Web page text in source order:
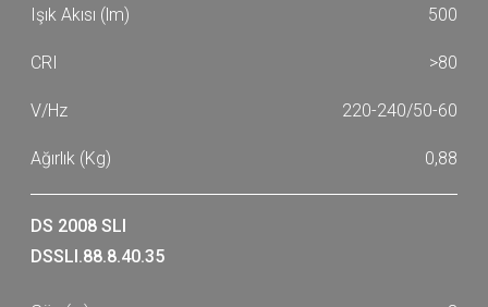
500
>80
220-240/50-60
0,88
DS 2008 SLI
DSSLI.88.8.40.35